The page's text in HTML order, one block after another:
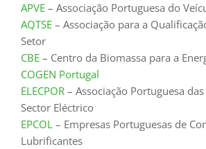
APVE – Associação Portuguesa do
AQTSE – Associação para a
Setor
CBE – Centro da Biomassa para a
COGEN Portugal
ELECPOR – Associação Portuguesa
Sector Eléctrico
EPCOL – Empresas Portuguesas de
Lubrificantes